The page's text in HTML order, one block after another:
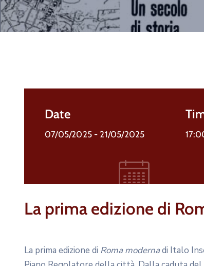
Date
07/05/2025 - 21/05/2025
La prima edizione di
La prima edizione di Roma modernadi Italo